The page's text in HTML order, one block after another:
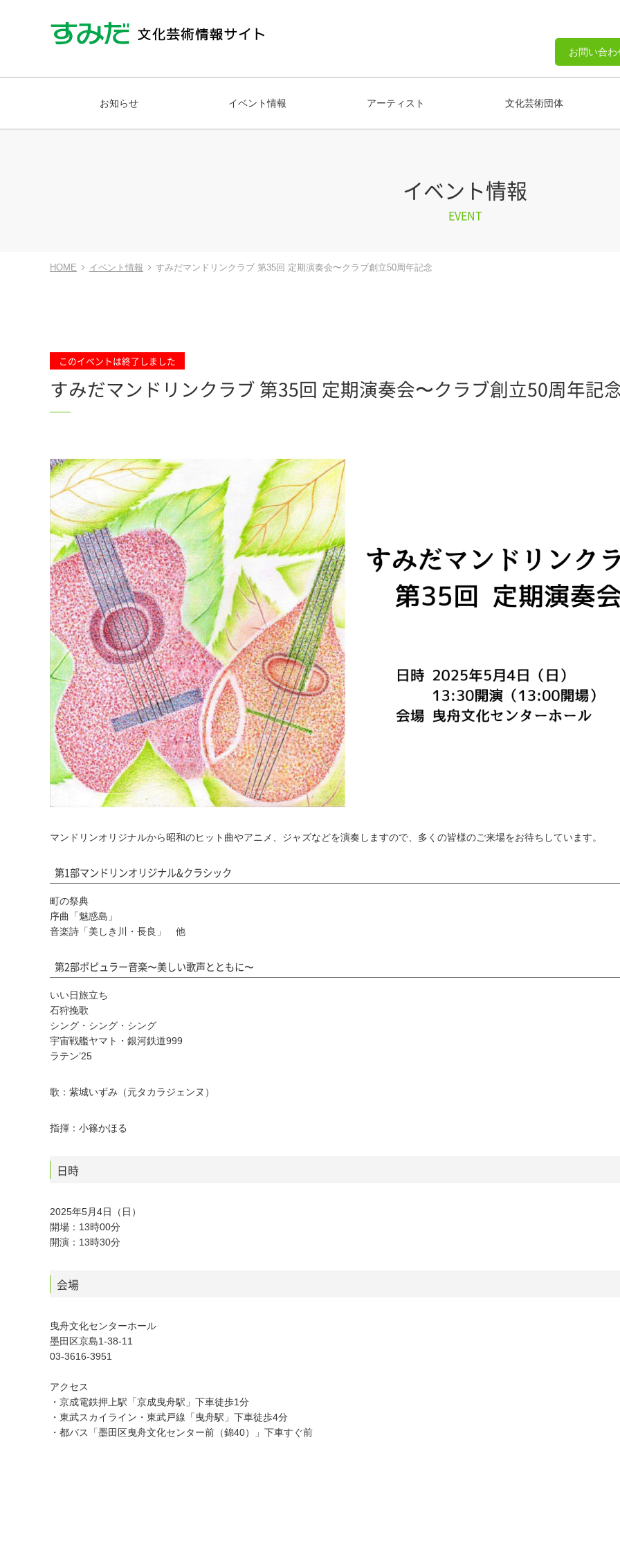
お問い合わ
お知らせ イベント情報 アーティスト 文化芸術団体
イベント情報
EVENT
HOME イベント情報 すみだマンドリンクラブ 第35回 定期演奏会〜クラブ創立50周年記念
このイベントは終了しました
すみだマンドリンクラブ 第35回 定期演奏会〜クラブ創立50周年記
マンドリンオリジナルから昭和のヒット曲やアニメ、ジャズなどを演奏しますので、多くの皆様のご来場をお待ちしています。
第1部マンドリンオリジナル&クラシック
町の祭典
序曲「魅惑島」
音楽詩「美しき川・長良」 他
第2部ポピュラー音楽〜美しい歌声とともに〜
いい日旅立ち
石狩挽歌
シング・シング・シング
宇宙戦艦ヤマト・銀河鉄道999
ラテン’25
歌：紫城いずみ（元タカラジェンヌ）
指揮：小篠かほる
日時
2025年5月4日（日）
開場：13時00分
開演：13時30分
会場
曳舟文化センターホール
墨田区京島1-38-11
03-3616-3951
アクセス
・京成電鉄押上駅「京成曳舟駅」下車徒歩1分
・東武スカイライン・東武戸線「曳舟駅」下車徒歩4分
・都バス「墨田区曳舟文化センター前（錦40）」下車すぐ前